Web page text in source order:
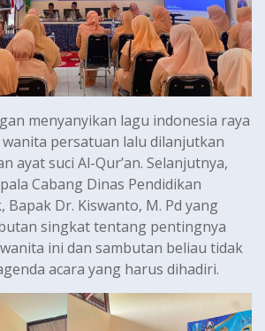
menyanyikan lagu indonesia raya
persatuan lalu dilanjutkan
ayat suci Al-Qur’an. Selanjutnya,
Cabang Dinas Pendidikan
Bapak Dr. Kiswanto, M. Pd yang
singkat tentang pentingnya
ini dan sambutan beliau tidak
acara yang harus dihadiri.